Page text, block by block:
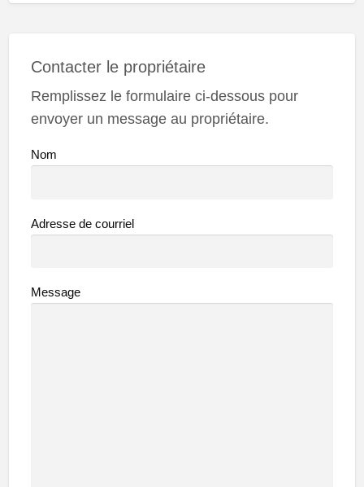
Contacter le propriétaire
Remplissez le formulaire ci-dessous pour
envoyer un message au propriétaire.
Nom
Adresse de courriel
Message